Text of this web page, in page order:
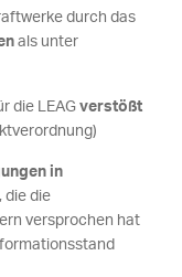
durch das
als unter
die LEAG verstößt
in
die die
versprochen hat